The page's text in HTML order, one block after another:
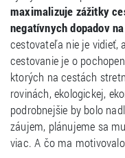
maximalizuje zážitky
negatívnych dopadov
cestovateľa nie je vidieť,
cestovanie je o
ktorých na cestách
rovinách, ekologickej,
podrobnejšie by bolo
záujem, plánujeme sa
viac. A čo ma